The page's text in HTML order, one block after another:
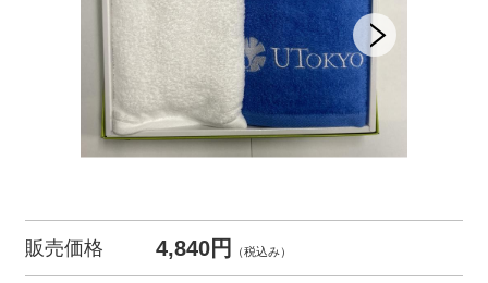
販売価格 4,840円 （税込み）